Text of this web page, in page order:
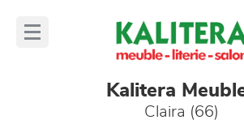
Kalitera
Claira (66)